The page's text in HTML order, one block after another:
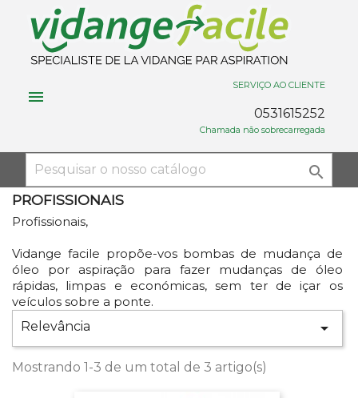

SERVIÇO AO CLIENTE
0531615252
Chamada não sobrecarregada

PROFISSIONAIS
Profissionais,
Vidange facile propõe-vos bombas de mudança de
óleo por aspiração para fazer mudanças de óleo
rápidas, limpas e económicas, sem ter de içar os
veículos sobre a ponte.
Relevância

Mostrando 1-3 de um total de 3 artigo(s)